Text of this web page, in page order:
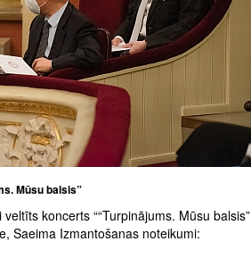
Mūsu balsis”
koncerts ““Turpinājums. Mūsu balsis”
Saeima Izmantošanas noteikumi: